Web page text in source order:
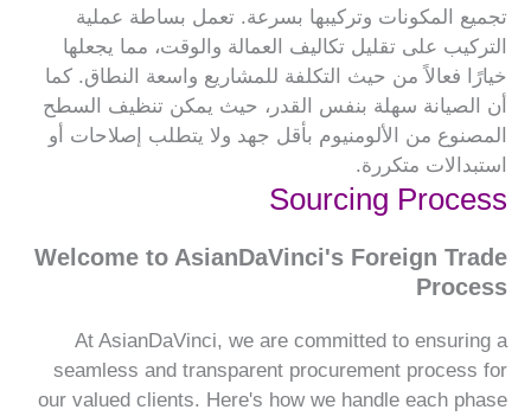
تجميع المكونات وتركيبها بسرعة. تعمل بساطة عملية
التركيب على تقليل تكاليف العمالة والوقت، مما يجعلها
خيارًا فعالاً من حيث التكلفة للمشاريع واسعة النطاق. كما
أن الصيانة سهلة بنفس القدر، حيث يمكن تنظيف السطح
المصنوع من الألومنيوم بأقل جهد ولا يتطلب إصلاحات أو
استبدالات متكررة.
Sourcing Process
Welcome to AsianDaVinci's Foreign Trade
Process
At AsianDaVinci, we are committed to ensuring a
seamless and transparent procurement process for
our valued clients. Here's how we handle each phase